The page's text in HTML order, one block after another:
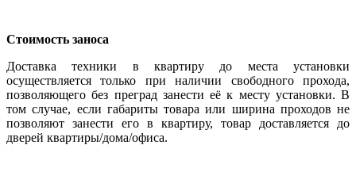
Стоимость заноса
Доставка техники в квартиру до места установки
осуществляется только при наличии свободного прохода,
позволяющего без преград занести её к месту установки. В
том случае, если габариты товара или ширина проходов не
позволяют занести его в квартиру, товар доставляется до
дверей квартиры/дома/офиса.